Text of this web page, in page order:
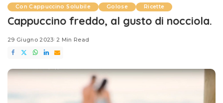
Con Cappuccino Solubile Golose Ricette
Cappuccino freddo, al gusto di nocciola.
29 Giugno 2023 2 Min Read